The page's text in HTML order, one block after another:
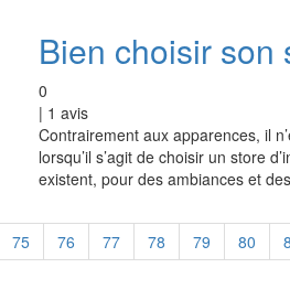
Bien choisir son
0
| 1 avis
Contrairement aux apparences, il
lorsqu’il s’agit de choisir un store
existent, pour des ambiances et
75 76 77 78 79 80